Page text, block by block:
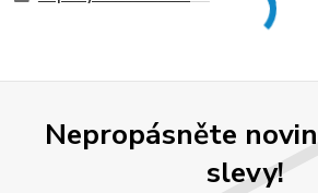
Nepropásněte
slevy!